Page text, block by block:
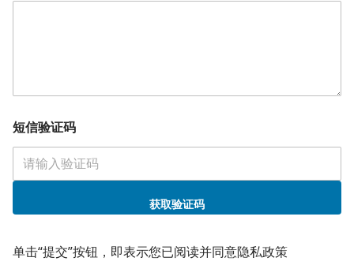
短信验证码
获取验证码
的
单击“提交”按钮，即表示您已阅读并同意隐私政策